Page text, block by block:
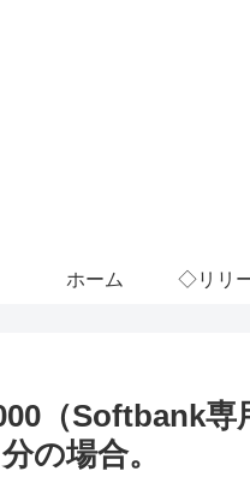
ホーム ◇リリ
（Softbank
の場合。